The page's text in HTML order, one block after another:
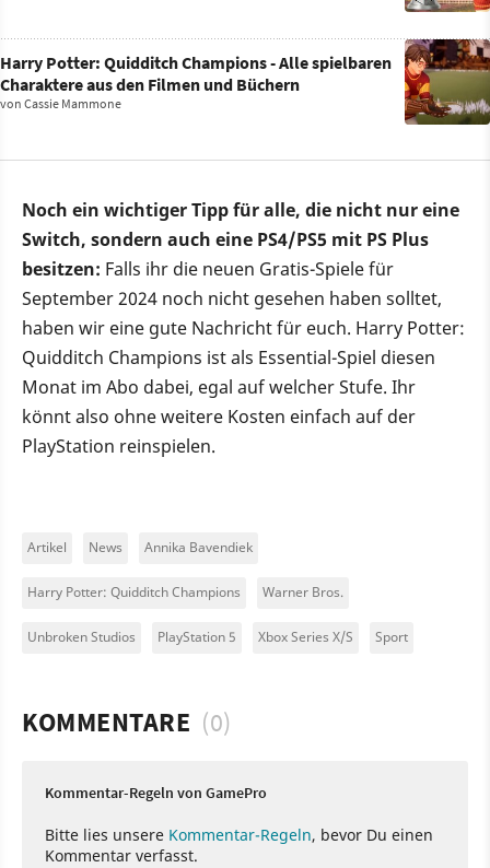
Harry Potter: Quidditch Champions - Alle spielbaren
Charaktere aus den Filmen und Büchern
von Cassie Mammone
Noch ein wichtiger Tipp für alle, die nicht nur eine
Switch, sondern auch eine PS4/PS5 mit PS Plus
besitzen: Falls ihr die neuen Gratis-Spiele für
September 2024 noch nicht gesehen haben solltet,
haben wir eine gute Nachricht für euch. Harry Potter:
Quidditch Champions ist als Essential-Spiel diesen
Monat im Abo dabei, egal auf welcher Stufe. Ihr
könnt also ohne weitere Kosten einfach auf der
PlayStation reinspielen.
Artikel News Annika Bavendiek
Harry Potter: Quidditch Champions Warner Bros.
Unbroken Studios PlayStation 5 Xbox Series X/S Sport
KOMMENTARE (0)
Kommentar-Regeln von GamePro
Bitte lies unsere Kommentar-Regeln, bevor Du einen
Kommentar verfasst.